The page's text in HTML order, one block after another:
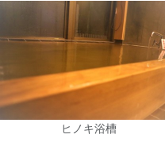
ヒノキ浴槽